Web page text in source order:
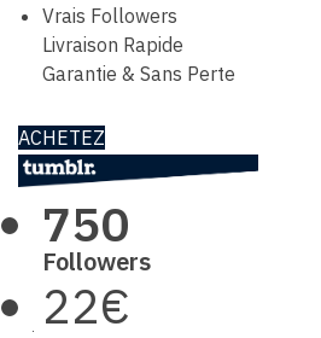
Vrais Followers
Livraison Rapide
Garantie & Sans Perte
ACHETEZ
750
Followers
22€